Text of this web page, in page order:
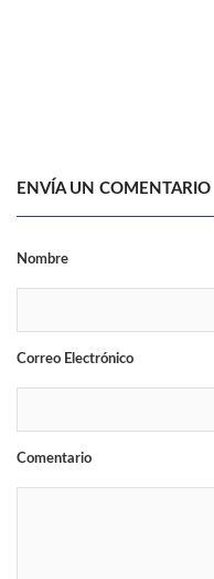
ENVÍA UN COMENTARIO
Nombre
Correo Electrónico
Comentario